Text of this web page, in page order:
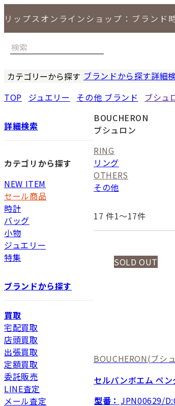
リップスオンラインショップ：ブランド
カテゴリーから探す ブランドから探す詳細
TOP ジュエリー その他 ブランド ブシュ
詳細検索
カテゴリから探す
NEW ITEM
セール商品
時計
バッグ
小物
ジュエリー
特集
ブランドから探す
買取
宅配買取
店頭買取
出張買取
定額買取
委託販売
LINE査定
メール査定
BOUCHERON
ブシュロン
RING
リング
OTHERS
その他
17 件1〜17件
SOLD OUT
BOUCHERON(ブシ
セルパンボエム ペ
型番： JPN00629/